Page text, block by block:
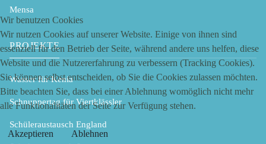
Mensa
PROJEKTE
Wasser für Kenia
Schnuppertag für Viertklässler
Schüleraustausch England
Wir benutzen Cookies
Wir nutzen Cookies auf unserer Website. Einige von ihnen sind
essenziell für den Betrieb der Seite, während andere uns helfen, diese
Website und die Nutzererfahrung zu verbessern (Tracking Cookies).
Sie können selbst entscheiden, ob Sie die Cookies zulassen möchten.
Bitte beachten Sie, dass bei einer Ablehnung womöglich nicht mehr
alle Funktionalitäten der Seite zur Verfügung stehen.
Akzeptieren
Ablehnen